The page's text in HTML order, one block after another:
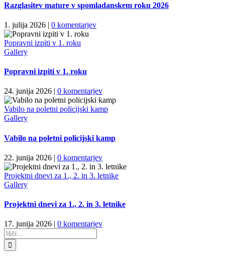
Razglasitev mature v spomladanskem roku 2026
1. julija 2026 | 0 komentarjev
Popravni izpiti v 1. roku
Gallery
Popravni izpiti v 1. roku
24. junija 2026 | 0 komentarjev
Vabilo na poletni policijski kamp
Gallery
Vabilo na poletni policijski kamp
22. junija 2026 | 0 komentarjev
Projektni dnevi za 1., 2. in 3. letnike
Gallery
Projektni dnevi za 1., 2. in 3. letnike
17. junija 2026 | 0 komentarjev
Search
for: